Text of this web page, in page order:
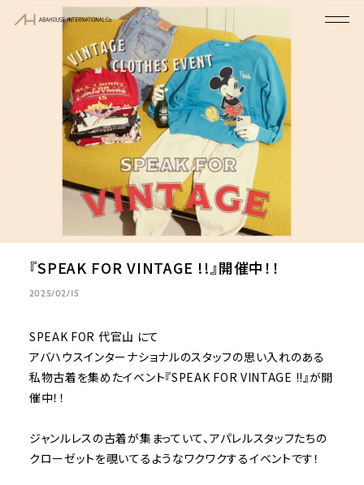
『SPEAK FOR VINTAGE !!』開催中！！
2025/02/15
SPEAK FOR 代官山 にて
アバハウスインターナショナルのスタッフの思い入れのある
私物古着を集めたイベント『SPEAK FOR VINTAGE !!』が開
催中！！
ジャンルレスの古着が集まっていて、アパレルスタッフたちの
クローゼットを覗いてるようなワクワクするイベントです！